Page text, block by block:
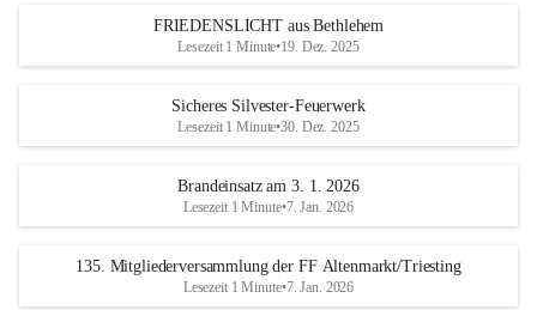
FRIEDENSLICHT aus Bethlehem
Lesezeit 1 Minute•19. Dez. 2025
Sicheres Silvester-Feuerwerk
Lesezeit 1 Minute•30. Dez. 2025
Brandeinsatz am 3. 1. 2026
Lesezeit 1 Minute•7. Jan. 2026
135. Mitgliederversammlung der FF Altenmarkt/Triesting
Lesezeit 1 Minute•7. Jan. 2026